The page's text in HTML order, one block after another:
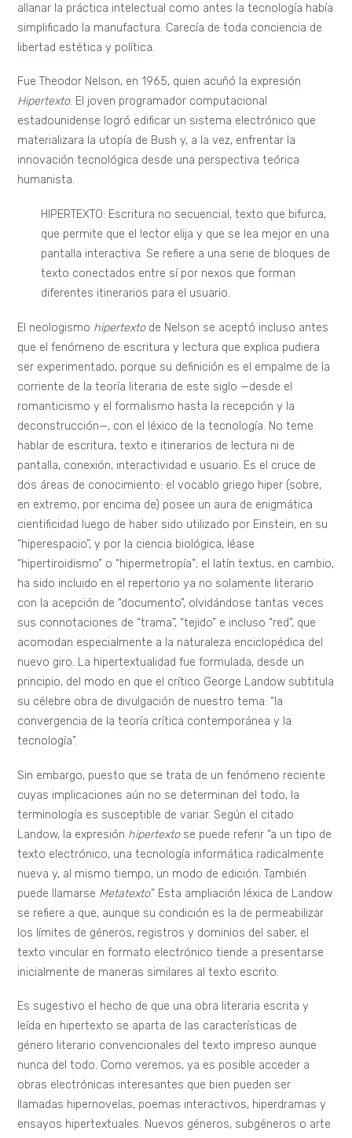
allanar la práctica intelectual como antes la tecnología había
simplificado la manufactura. Carecía de toda conciencia de
libertad estética y política.
Fue Theodor Nelson, en 1965, quien acuñó la expresión
Hipertexto. El joven programador computacional
estadounidense logró edificar un sistema electrónico que
materializara la utopía de Bush y, a la vez, enfrentar la
innovación tecnológica desde una perspectiva teórica
humanista.
HIPERTEXTO: Escritura no secuencial, texto que bifurca,
que permite que el lector elija y que se lea mejor en una
pantalla interactiva. Se refiere a una serie de bloques de
texto conectados entre sí por nexos que forman
diferentes itinerarios para el usuario.
El neologismo hipertextode Nelson se aceptó incluso antes
que el fenómeno de escritura y lectura que explica pudiera
ser experimentado, porque su definición es el empalme de la
corriente de la teoría literaria de este siglo —desde el
romanticismo y el formalismo hasta la recepción y la
deconstrucción—, con el léxico de la tecnología. No teme
hablar de escritura, texto e itinerarios de lectura ni de
pantalla, conexión, interactividad e usuario. Es el cruce de
dos áreas de conocimiento: el vocablo griego hiper (sobre,
en extremo, por encima de) posee un aura de enigmática
cientificidad luego de haber sido utilizado por Einstein, en su
“hiperespacio”, y por la ciencia biológica, léase
“hipertiroidismo” o “hipermetropía”; el latín textus, en cambio,
ha sido incluido en el repertorio ya no solamente literario
con la acepción de “documento”, olvidándose tantas veces
sus connotaciones de “trama”, “tejido” e incluso “red”, que
acomodan especialmente a la naturaleza enciclopédica del
nuevo giro. La hipertextualidad fue formulada, desde un
principio, del modo en que el crítico George Landow subtitula
su célebre obra de divulgación de nuestro tema: “la
convergencia de la teoría crítica contemporánea y la
tecnología”.
Sin embargo, puesto que se trata de un fenómeno reciente
cuyas implicaciones aún no se determinan del todo, la
terminología es susceptible de variar. Según el citado
Landow, la expresión hipertextose puede referir “a un tipo de
texto electrónico, una tecnología informática radicalmente
nueva y, al mismo tiempo, un modo de edición. También
puede llamarse Metatexto.” Esta ampliación léxica de Landow
se refiere a que, aunque su condición es la de permeabilizar
los límites de géneros, registros y dominios del saber, el
texto vincular en formato electrónico tiende a presentarse
inicialmente de maneras similares al texto escrito.
Es sugestivo el hecho de que una obra literaria escrita y
leída en hipertexto se aparta de las características de
género literario convencionales del texto impreso aunque
nunca del todo. Como veremos, ya es posible acceder a
obras electrónicas interesantes que bien pueden ser
llamadas hipernovelas, poemas interactivos, hiperdramas y
ensayos hipertextuales. Nuevos géneros, subgéneros o arte